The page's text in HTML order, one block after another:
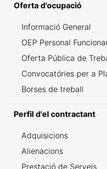
Oferta d'ocupació
Informació General
OEP Personal
Oferta Pública de
Convocatóries per a
Borses de treball
Perfil d'el contractant
Adquisicions
Alienacions
Prestació de Serveis